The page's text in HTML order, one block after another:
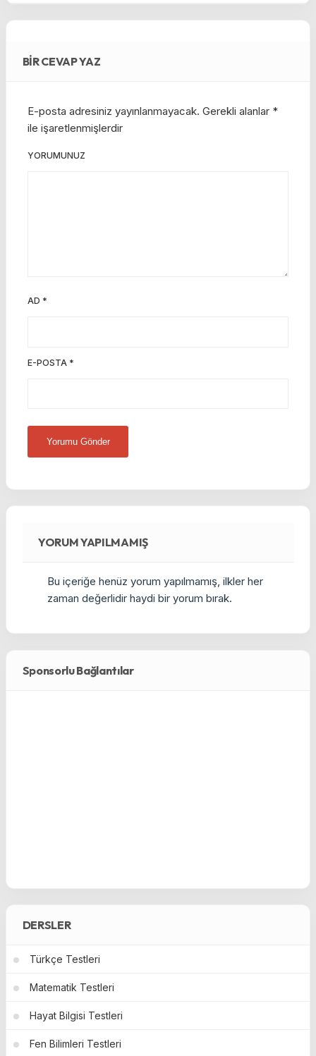
BIR CEVAP YAZ
E-posta adresiniz yayınlanmayacak. Gerekli alanlar *
ile işaretlenmişlerdir
YORUMUNUZ
AD *
E-POSTA *
YORUM YAPILMAMIŞ
Bu içeriğe henüz yorum yapılmamış, ilkler her
zaman değerlidir haydi bir yorum bırak.
Sponsorlu Bağlantılar
DERSLER
Türkçe Testleri
Matematik Testleri
Hayat Bilgisi Testleri
Fen Bilimleri Testleri